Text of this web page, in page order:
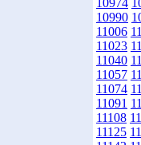
10974
10990
11006
11023
11040
11057
11074
11091
11108
11125